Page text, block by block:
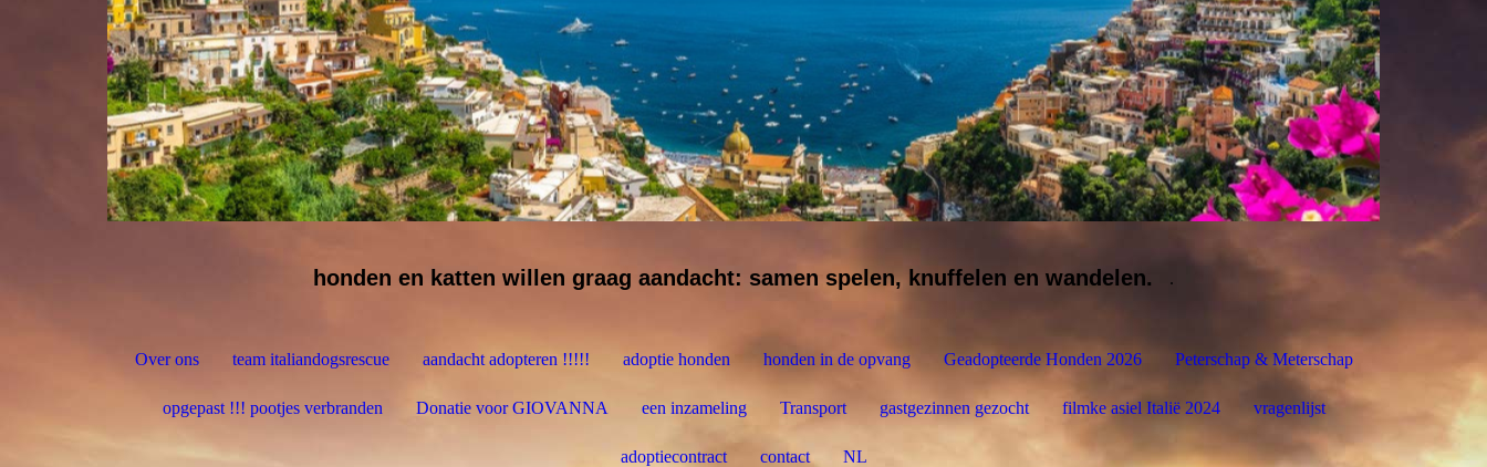
honden en katten willen graag aandacht: samen spelen, knuffelen en wandelen. .
Over ons team italiandogsrescue aandacht adopteren !!!!! adoptie honden honden in de opvang Geadopteerde Honden 2026 Peterschap & Meterschap
opgepast !!! pootjes verbranden Donatie voor GIOVANNA een inzameling Transport gastgezinnen gezocht filmke asiel Italië 2024 vragenlijst
adoptiecontract contact NL